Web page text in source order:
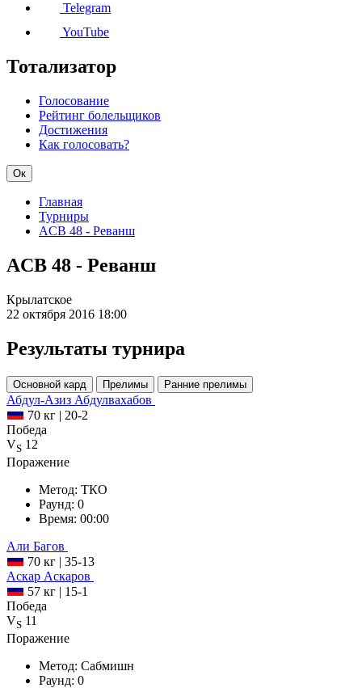
Telegram
YouTube
Тотализатор
Голосование
Рейтинг болельщиков
Достижения
Как голосовать?
Ок
Главная
Турниры
ACB 48 - Реванш
ACB 48 - Реванш
Крылатское
22 октября 2016 18:00
Результаты турнира
Основной кард Прелимы Ранние прелимы
Абдул-Азиз Абдулвахабов
70 кг | 20-2
Победа
VS 12
Поражение
Метод: ТКО
Раунд: 0
Время: 00:00
Али Багов
70 кг | 35-13
Аскар Аскаров
57 кг | 15-1
Победа
VS 11
Поражение
Метод: Сабмишн
Раунд: 0